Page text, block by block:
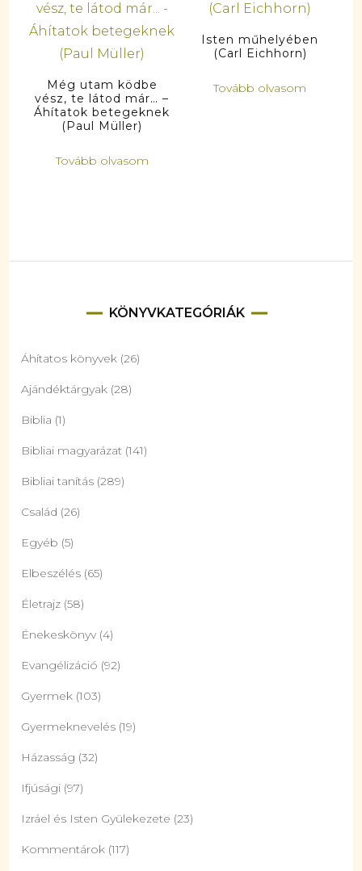
Még utam ködbe
vész, te látod már… –
Áhítatok betegeknek
(Paul Müller)
Tovább olvasom
Isten műhelyében
(Carl Eichhorn)
Tovább olvasom
KÖNYVKATEGÓRIÁK
Áhítatos könyvek (26)
Ajándéktárgyak (28)
Biblia (1)
Bibliai magyarázat (141)
Bibliai tanítás (289)
Család (26)
Egyéb (5)
Elbeszélés (65)
Életrajz (58)
Énekeskönyv (4)
Evangélizáció (92)
Gyermek (103)
Gyermeknevelés (19)
Házasság (32)
Ifjúsági (97)
Izráel és Isten Gyülekezete (23)
Kommentárok (117)